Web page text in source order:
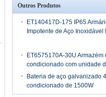
Outros Produtos
ET140417D-175 IP65
Impotente de Aço
ET6575170A-30U
condicionado com unidade
Bateria de aço galvanizado
condicionado de 1500W